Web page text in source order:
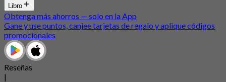
Libro
Obtenga más ahorros — solo en la App
Gane y use puntos, canjee tarjetas de regalo y aplique códigos
promocionales
Reseñas
|